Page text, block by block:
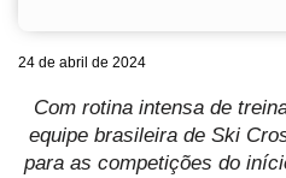
24 de abril de 2024
Com rotina intensa de
equipe brasileira de Ski
para as competições do